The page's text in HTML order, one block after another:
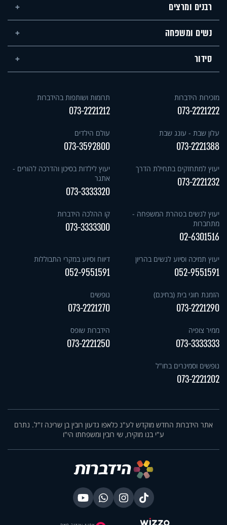
רבנים ומרצים
נשים ומשפחה
סידור
מזכירות הידברות
073-2221222
תרומות ושותפות בהידברות
073-2221212
עלון שבת - עונג שבת
073-2221388
עולם הילדים
073-3592800
יעוץ למתחזקים בתחילת הדרך
073-2221232
יעוץ לילדות בסיכון והדרכה להורים -
אתגר
073-3333320
יעוץ לנשים בטהרת המשפחה -
מתחברות
02-6301516
קו ההלכה הידברות
073-3333300
יעוץ תמיכה וסיוע לנשים בהריון
052-9551591
דיווח וסיוע במקרי התבוללות
052-9551591
הזמנת חוגי בית (בחינם)
073-2221290
נופשים
073-2221270
ממיר צופיה
073-3333333
הידברות שופס
073-2221250
נופשים וסמינרים בחו"ל
073-2221202
אתר הידברות החדש מוקדש לע"נ כלאפו גדעון רובין בן שרינה ז"ל. נתרם
ע"י בנו מוקירו, שי רובין ומשפחתו הי"ו